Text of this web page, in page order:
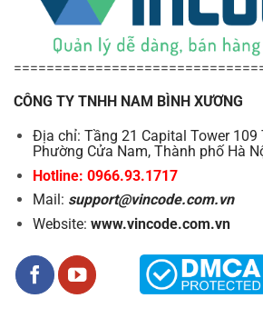
CÔNG TY TNHH NAM BÌNH XƯƠNG
Địa chỉ: Tầng 21 Capital Tower 109
Phường Cửa Nam, Thành phố Hà
Hotline: 0966.93.1717
Mail: support@vincode.com.vn
Website: www.vincode.com.vn